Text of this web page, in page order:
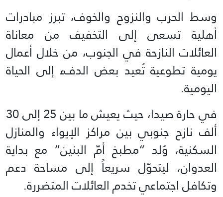
وسط الحرب والنزوح والخوف، تبرز مبادرات
أهلية تسعى إلى التخفيف من معاناة
العائلات النازحة في الجنوب، من خلال أعمال
يومية تطوعية تُعيد بعض الدفء إلى الحياة
اليومية.
في حارة صيدا، حيث يعيش ما بين 25 إلى 30
ألف نازح جنوبي بين مراكز الإيواء والمنازل
السكنية، وُلد “مطبخ أمّ البنين” مع بداية
العدوان، ليتحوّل سريعاً إلى مساحة دعم
وتكافل اجتماعي تخدم العائلات المتضررة.